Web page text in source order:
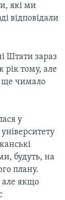
які ми
відповідали
Штати зараз
рік тому, але
ще чимало
у
будуть, на
плану.
але якщо